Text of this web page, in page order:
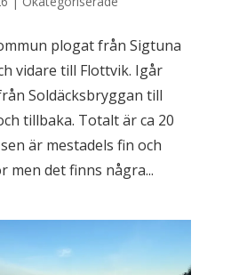
plogat från Sigtuna
vidare till Flottvik. Igår
Soldäcksbryggan till
tillbaka. Totalt är ca 20
är mestadels fin och
men det finns några...